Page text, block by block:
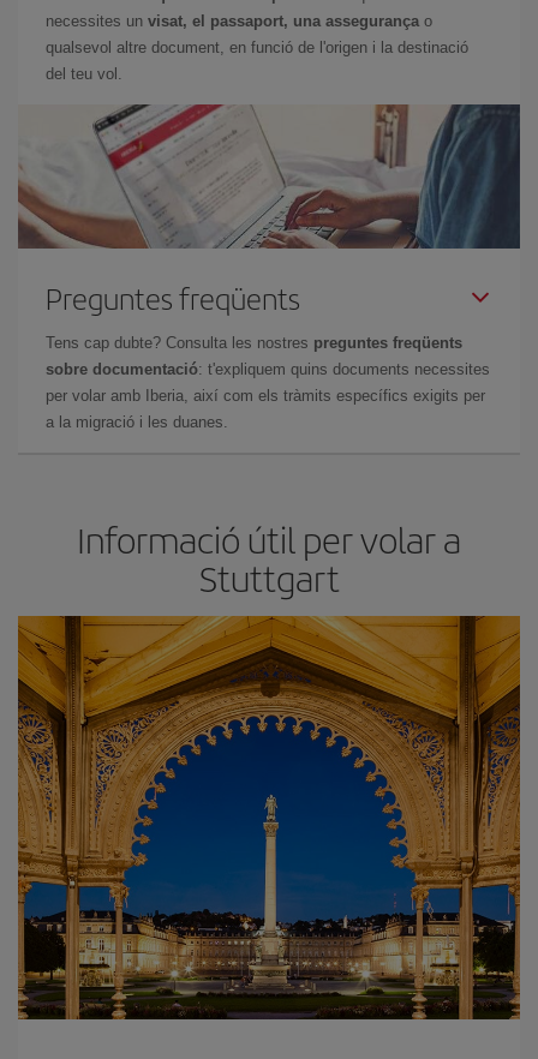
necessites un visat, el passaport, una assegurança o
qualsevol altre document, en funció de l'origen i la destinació
del teu vol.
Preguntes freqüents
Tens cap dubte? Consulta les nostres preguntes freqüents
sobre documentació: t'expliquem quins documents necessites
per volar amb Iberia, així com els tràmits específics exigits per
a la migració i les duanes.
Informació útil per volar a
Stuttgart